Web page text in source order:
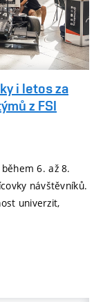
i letos za
z FSI
6. až 8.
návštěvníků.
univerzit,